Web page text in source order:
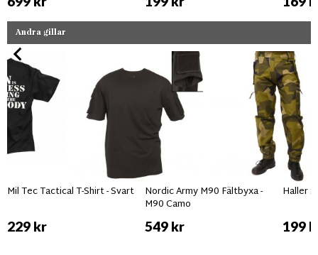
Andra gillar
Mil Tec Tactical T-Shirt - Svart
229 kr
Nordic Army M90 Fältbyxa -
M90 Camo
549 kr
Haller
199